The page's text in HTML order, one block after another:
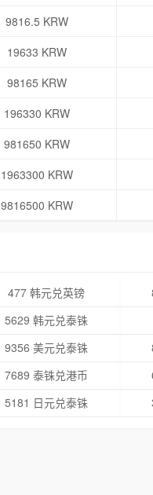
9816.5 KRW
19633 KRW
98165 KRW
196330 KRW
981650 KRW
1963300 KRW
9816500 KRW
477 韩元兑英镑
5629 韩元兑泰铢
9356 美元兑泰铢
7689 泰铢兑港币
5181 日元兑泰铢